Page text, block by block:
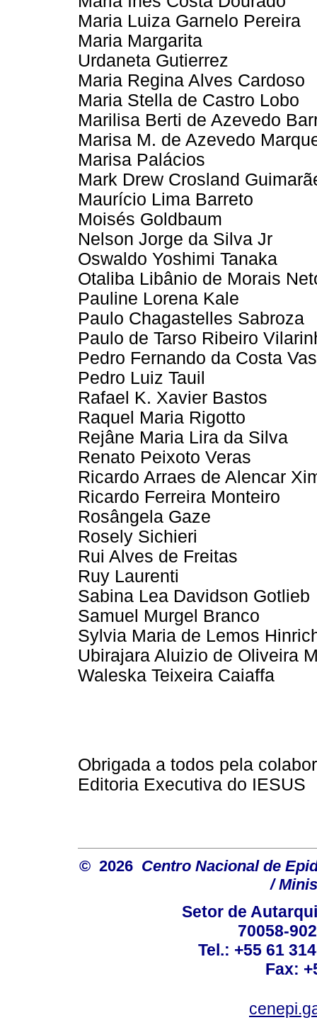
Maria Luiza Garnelo Pereira
Maria Margarita
Urdaneta Gutierrez
Maria Regina Alves Cardoso
Maria Stella de Castro Lobo
Marilisa Berti de Azevedo
Marisa M. de Azevedo
Marisa Palácios
Mark Drew Crosland
Maurício Lima Barreto
Moisés Goldbaum
Nelson Jorge da Silva Jr
Oswaldo Yoshimi Tanaka
Otaliba Libânio de Morais
Pauline Lorena Kale
Paulo Chagastelles Sabroza
Paulo de Tarso Ribeiro
Pedro Fernando da Costa
Pedro Luiz Tauil
Rafael K. Xavier Bastos
Raquel Maria Rigotto
Rejâne Maria Lira da Silva
Renato Peixoto Veras
Ricardo Arraes de Alencar
Ricardo Ferreira Monteiro
Rosângela Gaze
Rosely Sichieri
Rui Alves de Freitas
Ruy Laurenti
Sabina Lea Davidson Gotlieb
Samuel Murgel Branco
Sylvia Maria de Lemos
Ubirajara Aluizio de Oliveira
Waleska Teixeira Caiaffa
Obrigada a todos pela
Editoria Executiva do IESUS
© 2026 Centro Nacional de
/
Setor de
70058-
Tel.: +55 61
Fax: